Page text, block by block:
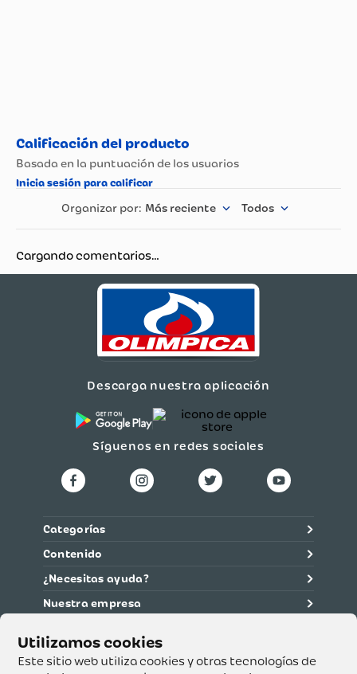
Este sitio web utiliza cookies y otras tecnologías de
Más reciente Todos
Cargando comentarios…
Descarga nuestra aplicación
Síguenos en redes sociales
Categorías
Contenido
¿Necesitas ayuda?
Nuestra empresa